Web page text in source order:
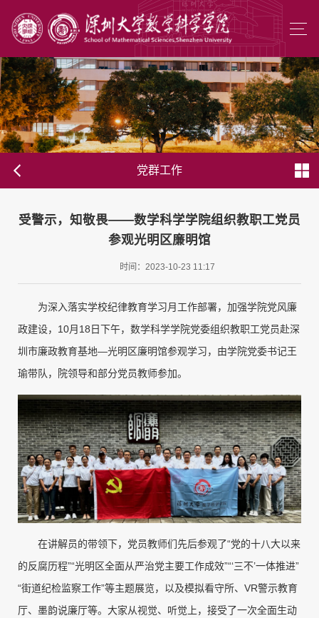
党群工作
受警示，知敬畏——数学科学学院组织教职工党员
参观光明区廉明馆
时间：2023-10-23 11:17
为深入落实学校纪律教育学习月工作部署，加强学院党风廉
政建设，10月18日下午，数学科学学院党委组织教职工党员赴深
圳市廉政教育基地—光明区廉明馆参观学习，由学院党委书记王
瑜带队，院领导和部分党员教师参加。
在讲解员的带领下，党员教师们先后参观了“党的十八大以来
的反腐历程”“光明区全面从严治党主要工作成效”“‘三不’一体推进”
“街道纪检监察工作”等主题展览，以及模拟看守所、VR警示教育
厅、墨韵说廉厅等。大家从视觉、听觉上，接受了一次全面生动